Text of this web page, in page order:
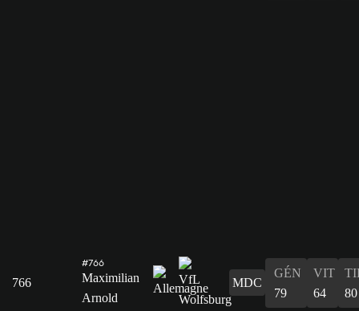
766
#766
Maximilian
Arnold
MDC
GÉN
79
VIT
64
80